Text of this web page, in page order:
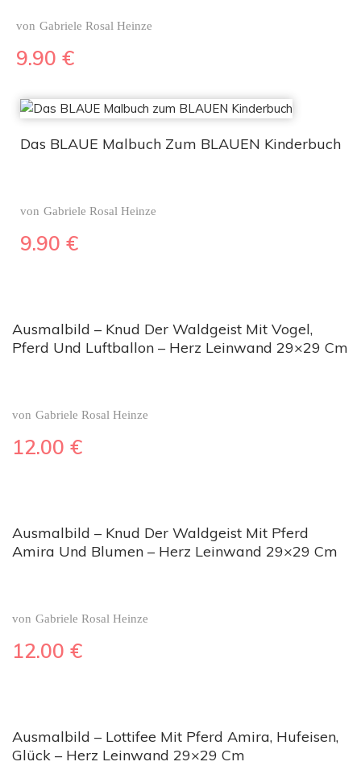
von Gabriele Rosal Heinze
9.90 €
Das BLAUE Malbuch Zum BLAUEN Kinderbuch
von Gabriele Rosal Heinze
9.90 €
Ausmalbild – Knud Der Waldgeist Mit Vogel,
Pferd Und Luftballon – Herz Leinwand 29×29 Cm
von Gabriele Rosal Heinze
12.00 €
Ausmalbild – Knud Der Waldgeist Mit Pferd
Amira Und Blumen – Herz Leinwand 29×29 Cm
von Gabriele Rosal Heinze
12.00 €
Ausmalbild – Lottifee Mit Pferd Amira, Hufeisen,
Glück – Herz Leinwand 29×29 Cm